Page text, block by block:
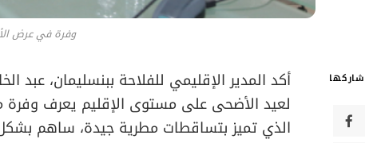
وفرة في عرض
شاركها
أكد المدير الإقليمي للفلاحة ببنسليمان، عبد
لعيد الأضحى على مستوى الإقليم يعرف وفرة
الذي تميز بتساقطات مطرية جيدة، ساهم